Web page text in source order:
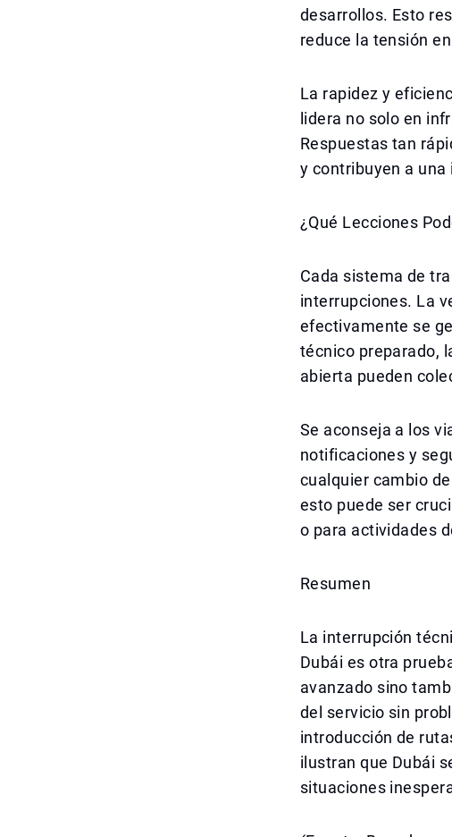
desarrollos. Esto
reduce la tensión
La rapidez y
lidera no solo en
Respuestas tan
y contribuyen a
¿Qué Lecciones
Cada sistema de
interrupciones. La
efectivamente se
técnico preparado,
abierta pueden
Se aconseja a los
notificaciones y
cualquier cambio
esto puede ser
o para actividades
Resumen
La interrupción
Dubái es otra
avanzado sino
del servicio sin
introducción de
ilustran que Dubái
situaciones